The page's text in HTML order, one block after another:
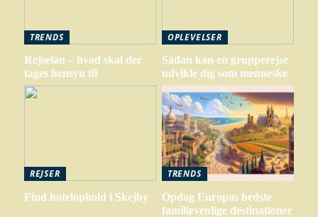
TRENDS
Rejselån – hvad skal der
tages hensyn til
OPLEVELSER
Sådan kan en grupperejse
udvikle dig som menneske
REJSER
Find hotelophold i Skejby
TRENDS
Opdag Europas bedste
familievenlige destinationer